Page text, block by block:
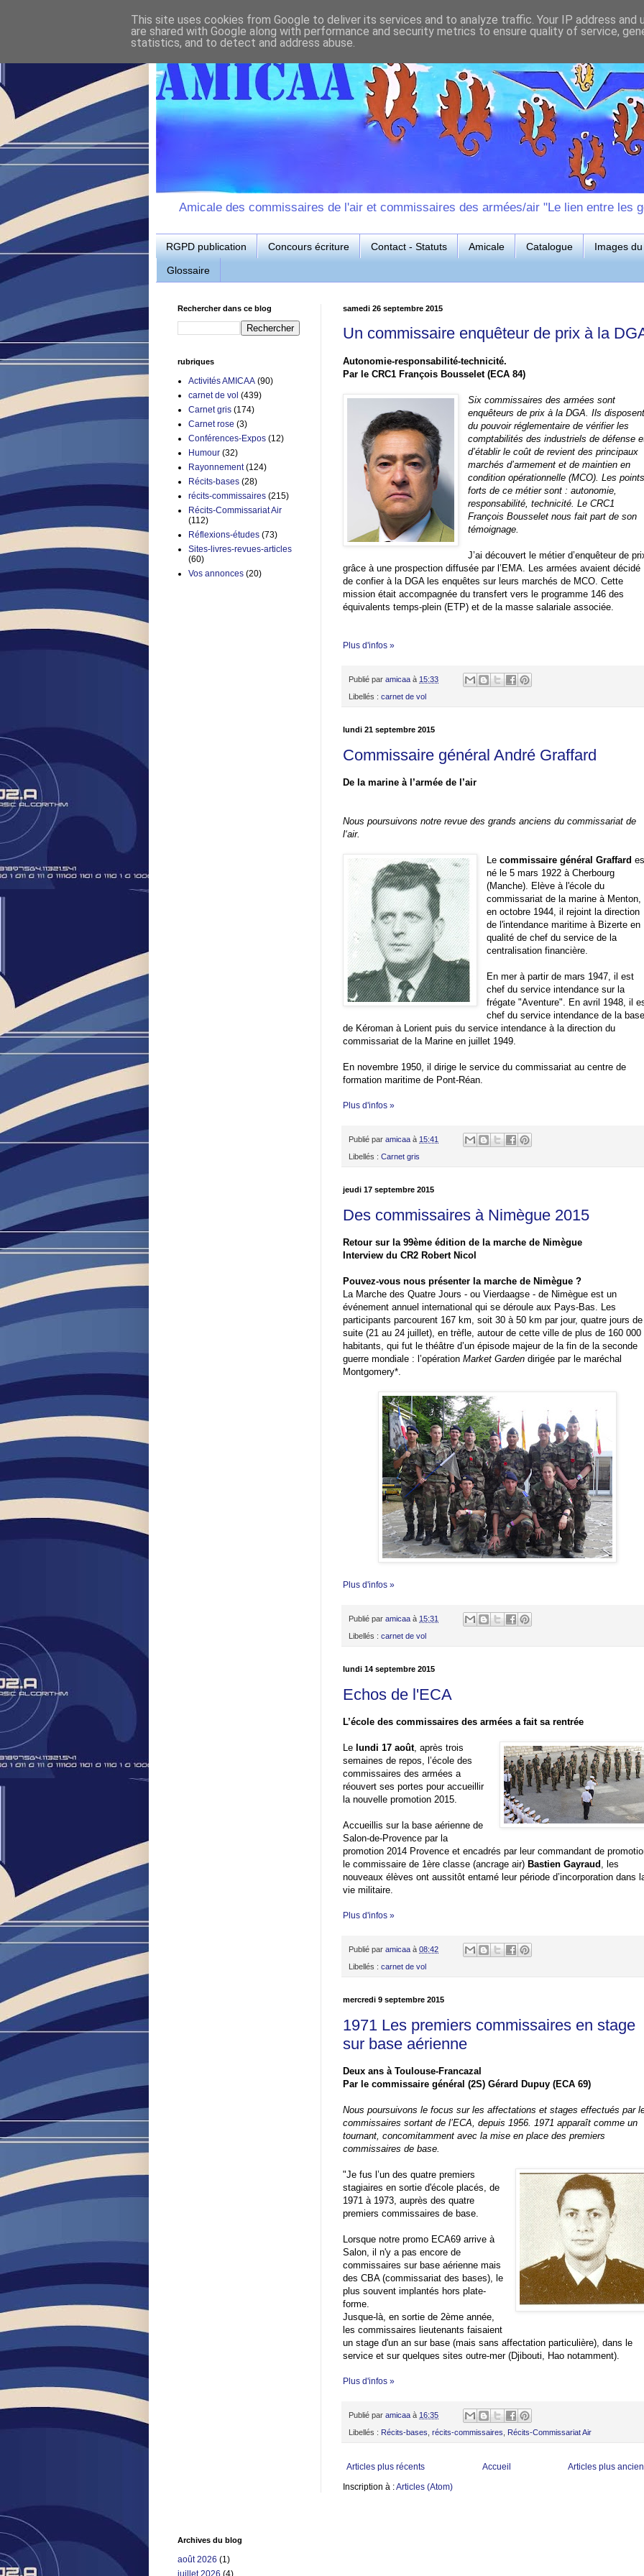
Amicale des commissaires de l'air et commissaires des armées/air "Le lien entre les
RGPD publication Concours écriture Contact - Statuts Amicale Catalogue Images
Glossaire
samedi 26 septembre 2015
Un commissaire enquêteur de prix à la
Autonomie-responsabilité-technicité.
Par le CRC1 François Bousselet (ECA 84)
Six commissaires des armées sont
enquêteurs de prix à la DGA. Ils
du pouvoir réglementaire de vérifier les
comptabilités des industriels de défense
d’établir le coût de revient des principaux
marchés d’armement et de maintien en
condition opérationnelle (MCO). Les
forts de ce métier sont : autonomie,
responsabilité, technicité. Le CRC1
François Bousselet nous fait part de son
témoignage.
J’ai découvert le métier d’enquêteur de
grâce à une prospection diffusée par l’EMA. Les armées avaient décidé
de confier à la DGA les enquêtes sur leurs marchés de MCO. Cette
mission était accompagnée du transfert vers le programme 146 des
équivalents temps-plein (ETP) et de la masse salariale associée.
Plus d'infos »
Publié par amicaa à 15:33
Libellés : carnet de vol
lundi 21 septembre 2015
Commissaire général André Graffard
De la marine à l’armée de l’air
Nous poursuivons notre revue des grands anciens du commissariat de
l‘air.
Le commissaire général Graffard
né le 5 mars 1922 à Cherbourg
(Manche). Elève à l'école du
commissariat de la marine à Menton,
en octobre 1944, il rejoint la direction
de l'intendance maritime à Bizerte en
qualité de chef du service de la
centralisation financière.
En mer à partir de mars 1947, il est
chef du service intendance sur la
frégate "Aventure". En avril 1948, il
chef du service intendance de la
de Kéroman à Lorient puis du service intendance à la direction du
commissariat de la Marine en juillet 1949.
En novembre 1950, il dirige le service du commissariat au centre de
formation maritime de Pont-Réan.
Plus d'infos »
Publié par amicaa à 15:41
Libellés : Carnet gris
jeudi 17 septembre 2015
Des commissaires à Nimègue 2015
Retour sur la 99ème édition de la marche de Nimègue
Interview du CR2 Robert Nicol
Pouvez-vous nous présenter la marche de Nimègue ?
La Marche des Quatre Jours - ou Vierdaagse - de Nimègue est un
événement annuel international qui se déroule aux Pays-Bas. Les
participants parcourent 167 km, soit 30 à 50 km par jour, quatre jours de
suite (21 au 24 juillet), en trèfle, autour de cette ville de plus de 160 000
habitants, qui fut le théâtre d’un épisode majeur de la fin de la seconde
guerre mondiale : l’opération Market Garden dirigée par le maréchal
Montgomery*.
Plus d'infos »
Publié par amicaa à 15:31
Libellés : carnet de vol
lundi 14 septembre 2015
Echos de l'ECA
L’école des commissaires des armées a fait sa rentrée
Le lundi 17 août, après trois
semaines de repos, l’école des
commissaires des armées a
réouvert ses portes pour accueillir
la nouvelle promotion 2015.
Accueillis sur la base aérienne de
Salon-de-Provence par la
promotion 2014 Provence et encadrés par leur commandant de
le commissaire de 1ère classe (ancrage air) Bastien Gayraud
, les
nouveaux élèves ont aussitôt entamé leur période d’incorporation dans
vie militaire.
Plus d'infos »
Publié par amicaa à 08:42
Libellés : carnet de vol
mercredi 9 septembre 2015
1971 Les premiers commissaires en stage
sur base aérienne
Deux ans à Toulouse-Francazal
Par le commissaire général (2S) Gérard Dupuy (ECA 69)
Nous poursuivons le focus sur les affectations et stages effectués par
commissaires sortant de l’ECA, depuis 1956. 1971 apparaît comme un
tournant, concomitamment avec la mise en place des premiers
commissaires de base.
"Je fus l’un des quatre premiers
stagiaires en sortie d'école placés, de
1971 à 1973, auprès des quatre
premiers commissaires de base.
Lorsque notre promo ECA69 arrive à
Salon, il n'y a pas encore de
commissaires sur base aérienne mais
des CBA (commissariat des bases), le
plus souvent implantés hors plate-
forme.
Jusque-là, en sortie de 2ème année,
les commissaires lieutenants faisaient
un stage d'un an sur base (mais sans affectation particulière), dans le
service et sur quelques sites outre-mer (Djibouti, Hao notamment).
Plus d'infos »
Publié par amicaa à 16:35
Libellés : Récits-bases récits-commissaires Récits-Commissariat Air
Articles plus récents Articles plus
Accueil
Inscription à :Articles (Atom)
Rechercher dans ce blog
rubriques
Activités AMICAA (90)
carnet de vol (439)
Carnet gris (174)
Carnet rose (3)
Conférences-Expos (12)
Humour (32)
Rayonnement (124)
Récits-bases (28)
récits-commissaires (215)
Récits-Commissariat Air
(112)
Réflexions-études (73)
Sites-livres-revues-articles
(60)
Vos annonces (20)
Archives du blog
août 2026 (1)
This site uses cookies from Google to deliver its services and to analyze traffic. Your IP address and
are shared with Google along with performance and security metrics to ensure quality of service,
statistics, and to detect and address abuse.